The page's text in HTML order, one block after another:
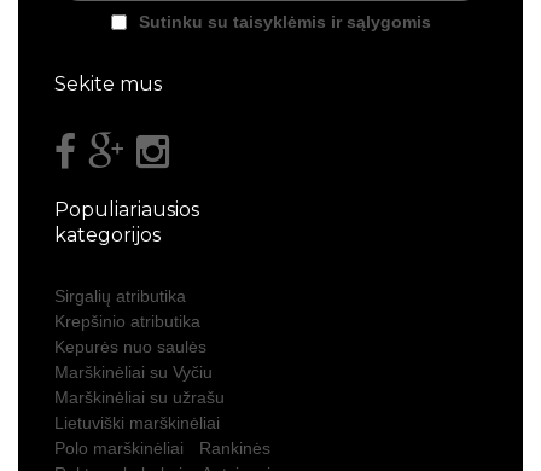
Sutinku su taisyklėmis ir sąlygomis
Sekite mus
Populiariausios
kategorijos
Sirgalių atributika
Krepšinio atributika
Kepurės nuo saulės
Marškinėliai su Vyčiu
Marškinėliai su užrašu
Lietuviški marškinėliai
Polo marškinėliai
Rankinės